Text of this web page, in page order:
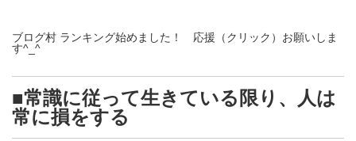
ブログ村 ランキング始めました！ 応援（クリック）お願いしま
す^_^
■常識に従って生きている限り、人は
常に損をする